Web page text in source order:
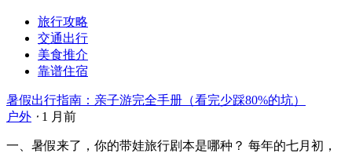
旅行攻略
交通出行
美食推介
靠谱住宿
暑假出行指南：亲子游完全手册（看完少踩80%的坑）
户外 ⋅ 1 月前
一、暑假来了，你的带娃旅行剧本是哪种？ 每年的七月初，